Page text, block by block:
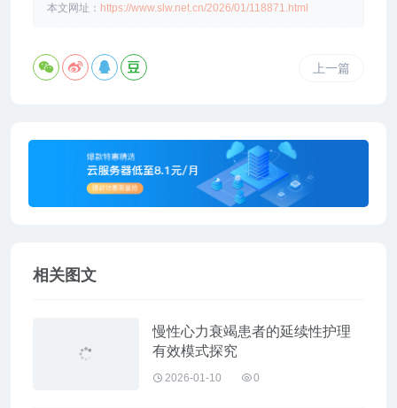
本文网址： https://www.slw.net.cn/2026/01/118871.html
上一篇
相关图文
慢性心力衰竭患者的延续性护理
有效模式探究
2026-01-10 0